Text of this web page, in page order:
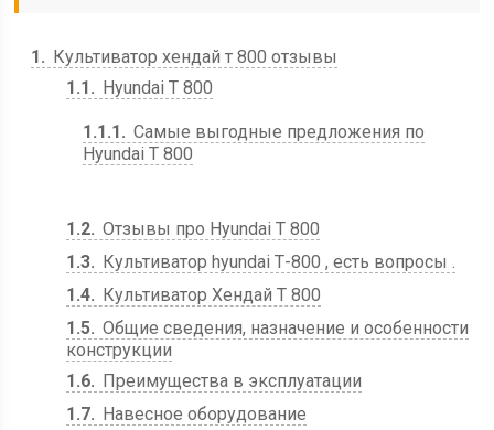
1
Культиватор хендай т 800 отзывы
1.1
Hyundai Т 800
1.1.1
Самые выгодные предложения по
Hyundai Т 800
1.2 Отзывы про Hyundai Т 800
1.3
Культиватор hyundai Т-800 , есть вопросы .
1.4
Культиватор Хендай Т 800
1.5 Общие сведения, назначение и особенности
конструкции
1.6
Преимущества в эксплуатации
1.7
Навесное оборудование